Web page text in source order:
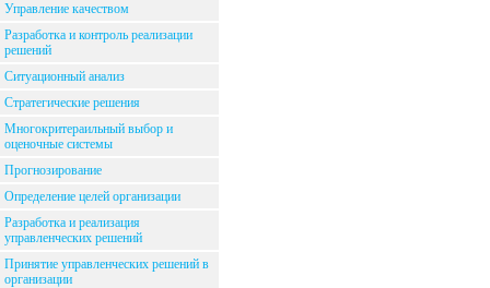
Управление качеством
Разработка и контроль реализации
решений
Ситуационный анализ
Стратегические решения
Многокритераильный выбор и
оценочные системы
Прогнозирование
Определение целей организации
Разработка и реализация
управленческих решений
Принятие управленческих решений в
организации